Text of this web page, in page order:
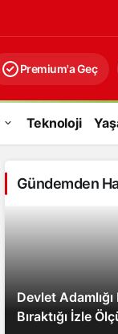
Premium'a Geç
Teknoloji
Gece
Gündemden
Devlet
Bıraktığı İzle